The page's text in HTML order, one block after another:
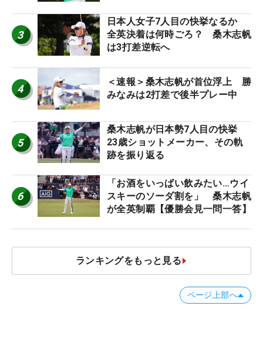
3
日本人女子7人目の快挙なるか
全英決着は何時ごろ？ 桑木志帆
は3打差逆転へ
4
＜速報＞桑木志帆が首位浮上 勝
みなみは2打差で後半プレー中
5
桑木志帆が日本勢7人目の快挙
23歳ショットメーカー、その軌
跡を振り返る
6
「お酒をいっぱい飲みたい…ウイ
スキーのソーダ割を」 桑木志帆
が全英制覇【優勝会見一問一答】
ランキングをもっと見る
ページ上部へ